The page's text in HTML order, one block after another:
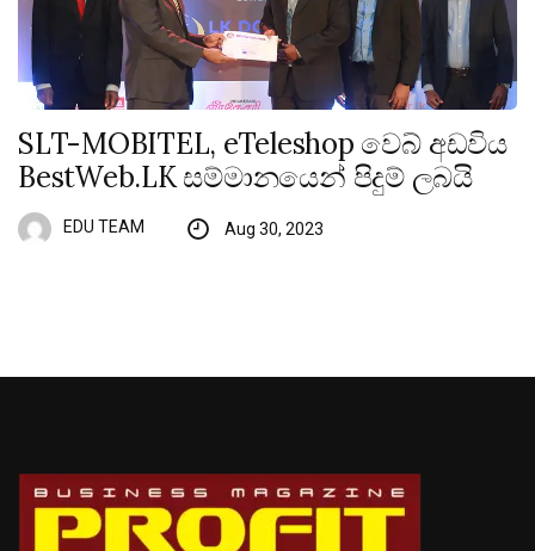
SLT-MOBITEL, eTeleshop වෙබ් අඩවිය
BestWeb.LK සම්මානයෙන් පිදුම් ලබයි
EDU TEAM Aug 30, 2023